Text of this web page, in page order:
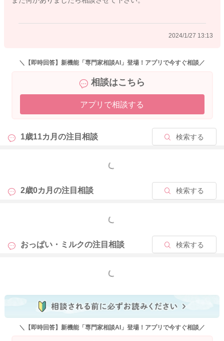
いかがでしょうか？
寝るにもエネルギーが必要になると言われることがあります。
日中の摂取量を増やしてあげてみることで、夜間の欲しがり方
よかったら参考になさってみてください。
2024/1/27 13:13
＼【即時回答】新機能「専門家相談AI」登場！アプリで今すぐ相談／
相談はこちら
アプリで相談する
1歳11カ月の注目相談 検索する
もっと見る
2歳0カ月の注目相談 検索する
もっと見る
おっぱい・ミルクの注目相談 検索する
もっと見る
＼【即時回答】新機能「専門家相談AI」登場！アプリで今すぐ相談／